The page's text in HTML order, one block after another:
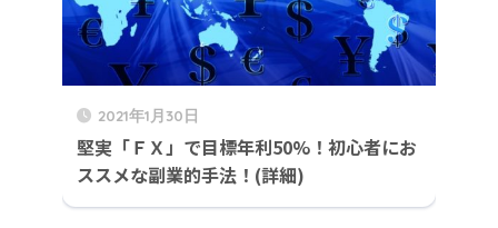
2021年1月30日
堅実「ＦＸ」で目標年利50%！初心者にお
ススメな副業的手法！(詳細)